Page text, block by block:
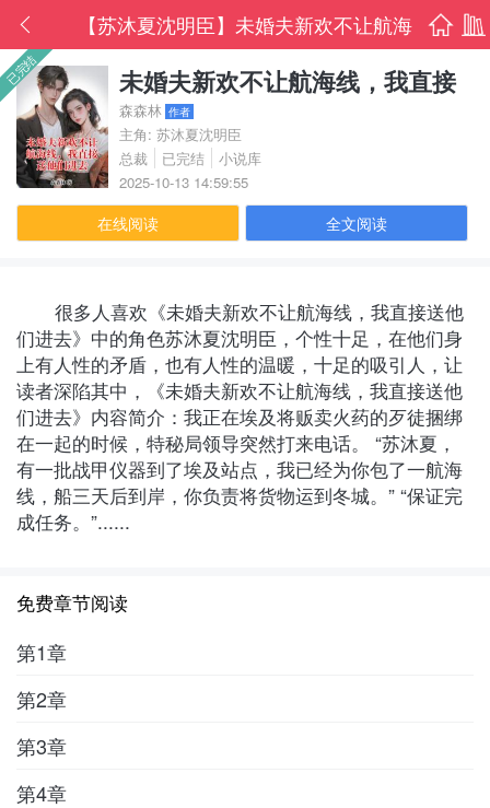
【苏沐夏沈明臣】未婚夫新欢不让航海
线，我直接送他们进去txt免费阅读全部
章节
首页 书架
已完结
未婚夫新欢不让航海线，我直接
送他们进去
森森林 作者
主角: 苏沐夏沈明臣
总裁
已完结
小说库
2025-10-13 14:59:55
在线阅读 全文阅读
很多人喜欢《未婚夫新欢不让航海线，我直接送他
们进去》中的角色苏沐夏沈明臣，个性十足，在他们身
上有人性的矛盾，也有人性的温暖，十足的吸引人，让
读者深陷其中，《未婚夫新欢不让航海线，我直接送他
们进去》内容简介：我正在埃及将贩卖火药的歹徒捆绑
在一起的时候，特秘局领导突然打来电话。 “苏沐夏，
有一批战甲仪器到了埃及站点，我已经为你包了一航海
线，船三天后到岸，你负责将货物运到冬城。” “保证完
成任务。”......
免费章节阅读
第1章
第2章
第3章
第4章